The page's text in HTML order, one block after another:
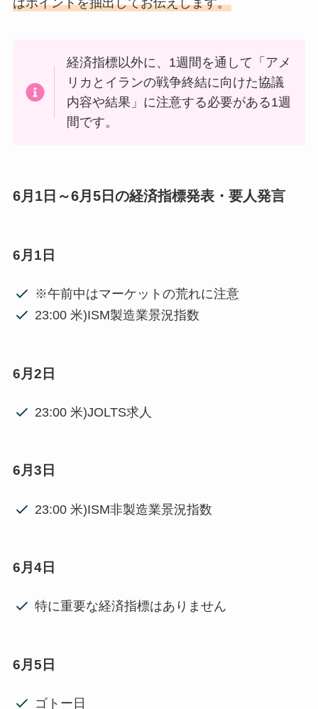
はポイントを抽出してお伝えします。
経済指標以外に、1週間を通して「アメ
リカとイランの戦争終結に向けた協議
内容や結果」に注意する必要がある1週
間です。
6月1日～6月5日の経済指標発表・要人発言
6月1日
※午前中はマーケットの荒れに注意
23:00 米)ISM製造業景況指数
6月2日
23:00 米)JOLTS求人
6月3日
23:00 米)ISM非製造業景況指数
6月4日
特に重要な経済指標はありません
6月5日
ゴトー日